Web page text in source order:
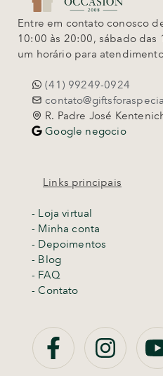
Entre em contato conosco
10:00 às 20:00, sábado
um horário para
(41) 99249-0924
R. Padre José
Google negocio
Links principais
- Loja virtual
- Minha conta
- Depoimentos
- Blog
- FAQ
- Contato